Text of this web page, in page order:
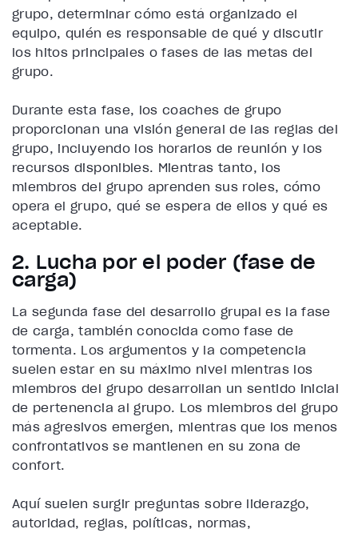
grupo, determinar cómo está organizado el
equipo, quién es responsable de qué y discutir
los hitos principales o fases de las metas del
grupo.
Durante esta fase, los coaches de grupo
proporcionan una visión general de las reglas del
grupo, incluyendo los horarios de reunión y los
recursos disponibles. Mientras tanto, los
miembros del grupo aprenden sus roles, cómo
opera el grupo, qué se espera de ellos y qué es
aceptable.
2. Lucha por el poder (fase de
carga)
La segunda fase del desarrollo grupal es la fase
de carga, también conocida como fase de
tormenta. Los argumentos y la competencia
suelen estar en su máximo nivel mientras los
miembros del grupo desarrollan un sentido inicial
de pertenencia al grupo. Los miembros del grupo
más agresivos emergen, mientras que los menos
confrontativos se mantienen en su zona de
confort.
Aquí suelen surgir preguntas sobre liderazgo,
autoridad, reglas, políticas, normas,